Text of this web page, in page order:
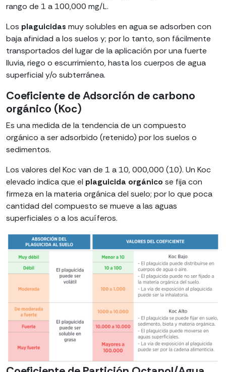
rango de 1 a 100,000 mg/L.
Los plaguicidas muy solubles en agua se adsorben con
baja afinidad a los suelos y; por lo tanto, son fácilmente
transportados del lugar de la aplicación por una fuerte
lluvia, riego o escurrimiento, hasta los cuerpos de agua
superficial y/o subterránea.
Coeficiente de Adsorción de carbono
orgánico (Koc)
Es una medida de la tendencia de un compuesto
orgánico a ser adsorbido (retenido) por los suelos o
sedimentos.
Los valores del Koc van de 1 a 10, 000,000 (10). Un Koc
elevado indica que el plaguicida orgánico se fija con
firmeza en la materia orgánica del suelo; por lo que poca
cantidad del compuesto se mueve a las aguas
superficiales o a los acuíferos.